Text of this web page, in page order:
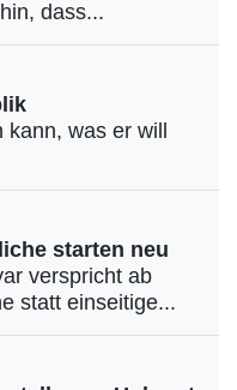
dass...
was er will
starten neu
verspricht ab
statt einseitige...